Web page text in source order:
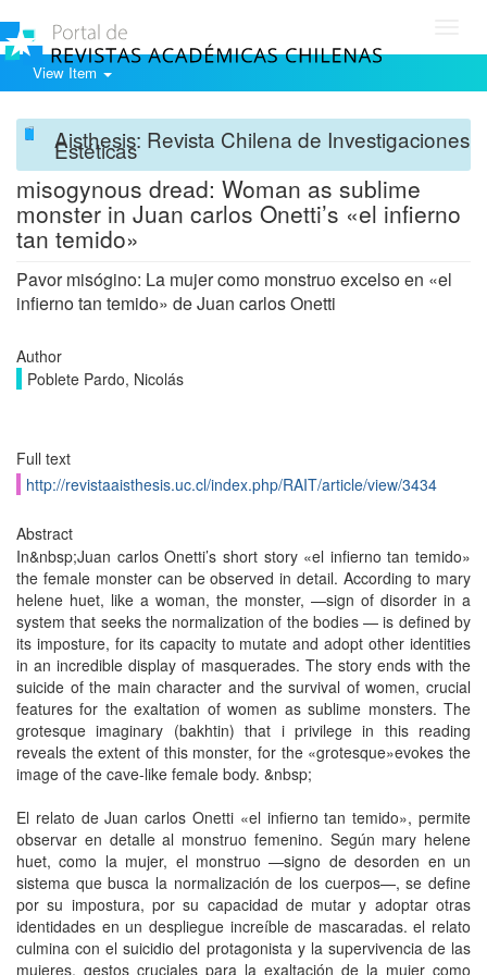
View Item
Aisthesis: Revista Chilena de Investigaciones
Estéticas
misogynous dread: Woman as sublime
monster in Juan carlos Onetti’s «el infierno
tan temido»
Pavor misógino: La mujer como monstruo excelso en «el
infierno tan temido» de Juan carlos Onetti
Author
Poblete Pardo, Nicolás
Full text
http://revistaaisthesis.uc.cl/index.php/RAIT/article/view/3434
Abstract
In&nbsp;Juan carlos Onetti’s short story «el infierno tan temido»
the female monster can be observed in detail. According to mary
helene huet, like a woman, the monster, —sign of disorder in a
system that seeks the normalization of the bodies — is defined by
its imposture, for its capacity to mutate and adopt other identities
in an incredible display of masquerades. The story ends with the
suicide of the main character and the survival of women, crucial
features for the exaltation of women as sublime monsters. The
grotesque imaginary (bakhtin) that i privilege in this reading
reveals the extent of this monster, for the «grotesque»evokes the
image of the cave-like female body. &nbsp;
El relato de Juan carlos Onetti «el infierno tan temido», permite
observar en detalle al monstruo femenino. Según mary helene
huet, como la mujer, el monstruo —signo de desorden en un
sistema que busca la normalización de los cuerpos—, se define
por su impostura, por su capacidad de mutar y adoptar otras
identidades en un despliegue increíble de mascaradas. el relato
culmina con el suicidio del protagonista y la supervivencia de las
mujeres, gestos cruciales para la exaltación de la mujer como